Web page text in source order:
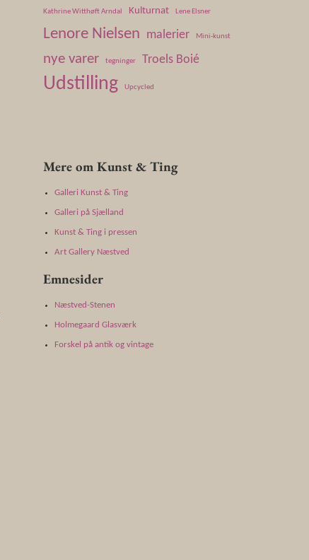
Kathrine Witthøft Arndal Kulturnat Lene Elsner
Lenore Nielsen malerier Mini-kunst
nye varer tegninger Troels Boié
Udstilling Upcycled
Mere om Kunst & Ting
Galleri Kunst & Ting
Galleri på Sjælland
Kunst & Ting i pressen
Art Gallery Næstved
Emnesider
Næstved-Stenen
Holmegaard Glasværk
Forskel på antik og vintage